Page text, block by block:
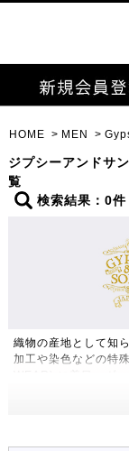
HOME MEN
ジプシーアンドサ
覧
検索結果：0件
織物の産地として知
加工や染色などの特
し、WORK STYLE
創造する。ユーロカ